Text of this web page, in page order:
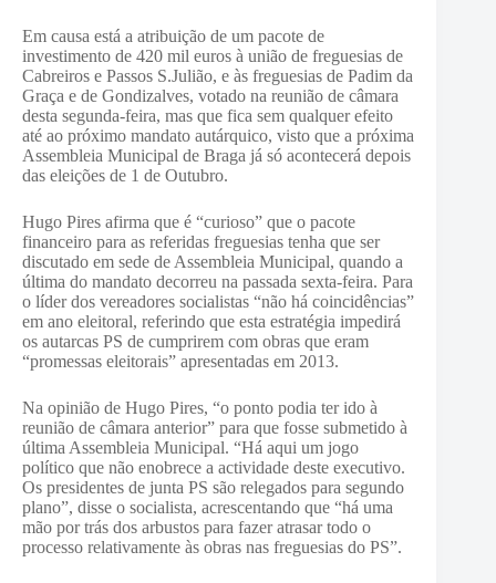
Em causa está a atribuição de um pacote de
investimento de 420 mil euros à união de freguesias de
Cabreiros e Passos S.Julião, e às freguesias de Padim da
Graça e de Gondizalves, votado na reunião de câmara
desta segunda-feira, mas que fica sem qualquer efeito
até ao próximo mandato autárquico, visto que a próxima
Assembleia Municipal de Braga já só acontecerá depois
das eleições de 1 de Outubro.
Hugo Pires afirma que é “curioso” que o pacote
financeiro para as referidas freguesias tenha que ser
discutado em sede de Assembleia Municipal, quando a
última do mandato decorreu na passada sexta-feira. Para
o líder dos vereadores socialistas “não há coincidências”
em ano eleitoral, referindo que esta estratégia impedirá
os autarcas PS de cumprirem com obras que eram
“promessas eleitorais” apresentadas em 2013.
Na opinião de Hugo Pires, “o ponto podia ter ido à
reunião de câmara anterior” para que fosse submetido à
última Assembleia Municipal. “Há aqui um jogo
político que não enobrece a actividade deste executivo.
Os presidentes de junta PS são relegados para segundo
plano”, disse o socialista, acrescentando que “há uma
mão por trás dos arbustos para fazer atrasar todo o
processo relativamente às obras nas freguesias do PS”.